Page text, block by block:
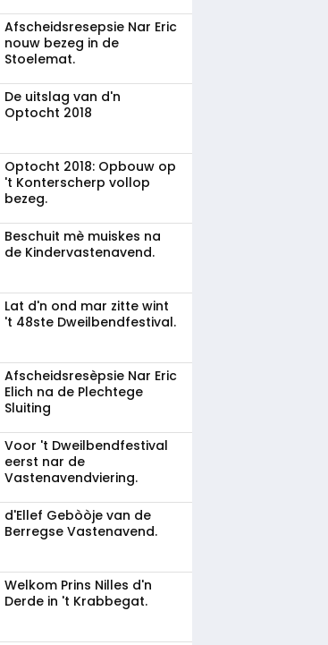
Afscheidsresepsie Nar Eric
nouw bezeg in de
Stoelemat.
De uitslag van d'n
Optocht 2018
Optocht 2018: Opbouw op
't Konterscherp vollop
bezeg.
Beschuit mè muiskes na
de Kindervastenavend.
Lat d'n ond mar zitte wint
't 48ste Dweilbendfestival.
Afscheidsresèpsie Nar Eric
Elich na de Plechtege
Sluiting
Voor 't Dweilbendfestival
eerst nar de
Vastenavendviering.
d'Ellef Gebòòje van de
Berregse Vastenavend.
Welkom Prins Nilles d'n
Derde in 't Krabbegat.